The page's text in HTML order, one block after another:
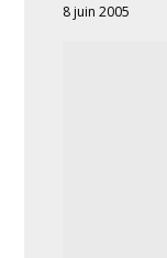
8 juin 2005